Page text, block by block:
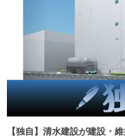
【独自】清水建設が建設・